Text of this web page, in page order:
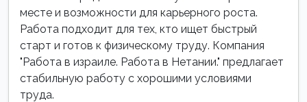
месте и возможности для карьерного роста.
Работа подходит для тех, кто ищет быстрый
старт и готов к физическому труду. Компания
"Работа в израиле. Работа в Нетании." предлагает
стабильную работу с хорошими условиями
труда.